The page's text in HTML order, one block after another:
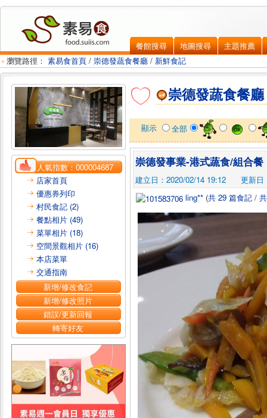
餐館搜尋 地圖搜尋
主題推薦
瀏覽路徑： 素易食首頁 / 崇德發蔬食餐廳 / 新鮮食記
人氣指數：000004687
店家首頁
優惠券列印
村民食記 (2)
餐點相片 (49)
菜單相片 (18)
空間景觀相片 (16)
本店菜單
交通指南
新增/修改食記
新增/修改照片
錯誤/更新回報
轉寄好友
崇德發蔬食餐廳
顯示 全部
崇德發事業-港式蔬食/組合餐
建立日：2020/02/14 19:12
更新日
ling** (共 29 篇食記 /